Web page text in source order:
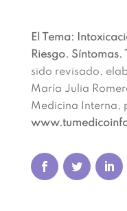
El Tema:
Riesgo.
sido revisado,
María Julia
Medicina Interna,